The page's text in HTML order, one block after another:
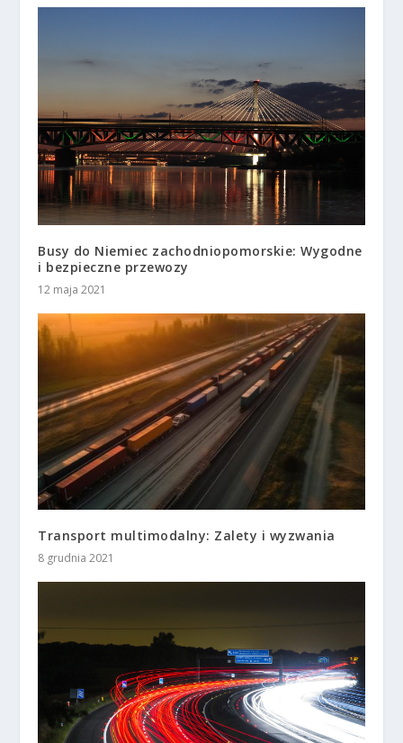
Busy do Niemiec zachodniopomorskie: Wygodne
i bezpieczne przewozy
12 maja 2021
Transport multimodalny: Zalety i wyzwania
8 grudnia 2021